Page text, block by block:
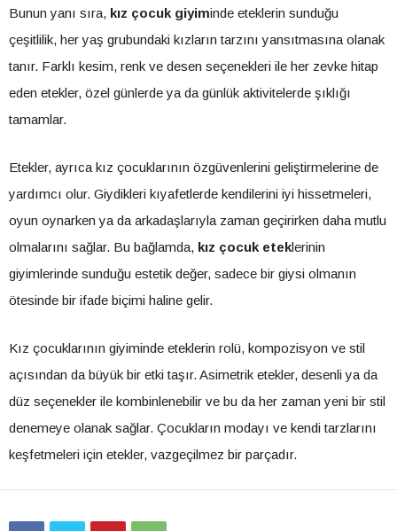
Bunun yanı sıra, kız çocuk giyiminde eteklerin sunduğu
çeşitlilik, her yaş grubundaki kızların tarzını yansıtmasına olanak
tanır. Farklı kesim, renk ve desen seçenekleri ile her zevke hitap
eden etekler, özel günlerde ya da günlük aktivitelerde şıklığı
tamamlar.
Etekler, ayrıca kız çocuklarının özgüvenlerini geliştirmelerine de
yardımcı olur. Giydikleri kıyafetlerde kendilerini iyi hissetmeleri,
oyun oynarken ya da arkadaşlarıyla zaman geçirirken daha mutlu
olmalarını sağlar. Bu bağlamda, kız çocuk eteklerinin
giyimlerinde sunduğu estetik değer, sadece bir giysi olmanın
ötesinde bir ifade biçimi haline gelir.
Kız çocuklarının giyiminde eteklerin rolü, kompozisyon ve stil
açısından da büyük bir etki taşır. Asimetrik etekler, desenli ya da
düz seçenekler ile kombinlenebilir ve bu da her zaman yeni bir stil
denemeye olanak sağlar. Çocukların modayı ve kendi tarzlarını
keşfetmeleri için etekler, vazgeçilmez bir parçadır.